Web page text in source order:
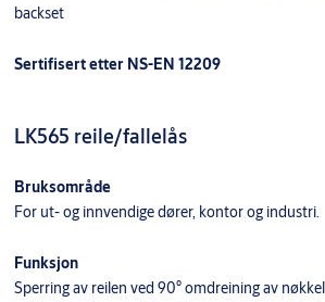
backset
Sertifisert etter NS-EN 12209
LK565 reile/fallelås
Bruksområde
For ut- og innvendige dører, kontor og industri.
Funksjon
Sperring av reilen ved 90° omdreining av